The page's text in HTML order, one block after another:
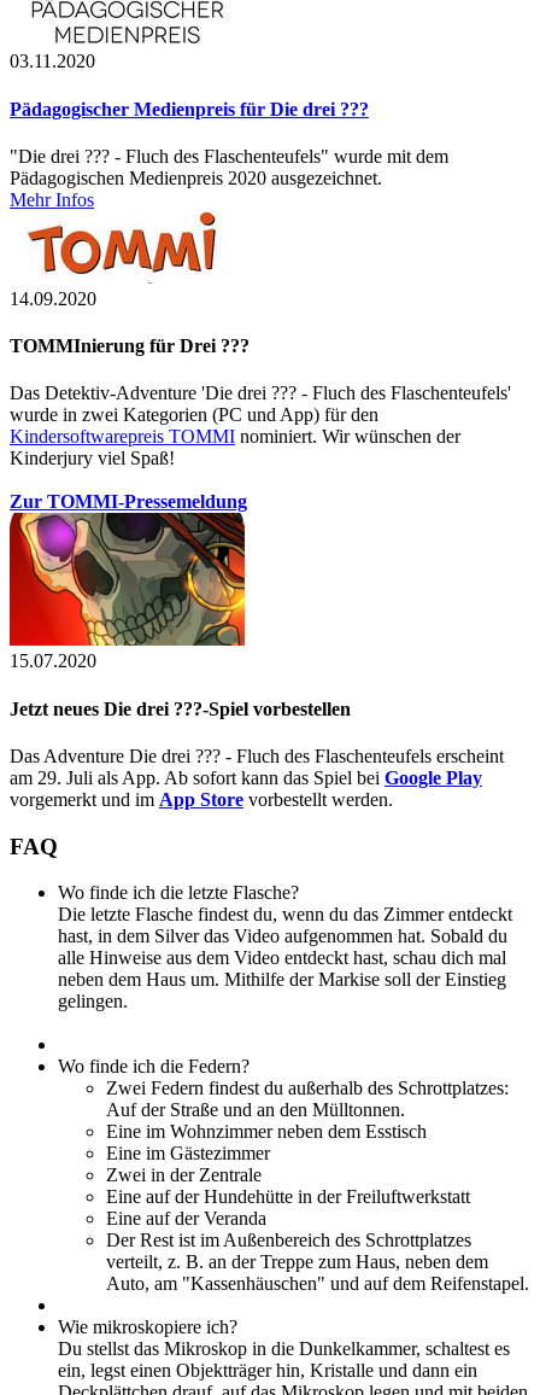
03.11.2020
Pädagogischer Medienpreis für Die drei ???
"Die drei ??? - Fluch des Flaschenteufels" wurde mit dem
Pädagogischen Medienpreis 2020 ausgezeichnet.
Mehr Infos
14.09.2020
TOMMInierung für Drei ???
Das Detektiv-Adventure 'Die drei ??? - Fluch des Flaschenteufels'
wurde in zwei Kategorien (PC und App) für den
Kindersoftwarepreis TOMMI nominiert. Wir wünschen der
Kinderjury viel Spaß!
Zur TOMMI-Pressemeldung
15.07.2020
Jetzt neues Die drei ???-Spiel vorbestellen
Das Adventure Die drei ??? - Fluch des Flaschenteufels erscheint
am 29. Juli als App. Ab sofort kann das Spiel bei Google Play
vorgemerkt und im App Store vorbestellt werden.
FAQ
Wo finde ich die letzte Flasche?
Die letzte Flasche findest du, wenn du das Zimmer entdeckt
hast, in dem Silver das Video aufgenommen hat. Sobald du
alle Hinweise aus dem Video entdeckt hast, schau dich mal
neben dem Haus um. Mithilfe der Markise soll der Einstieg
gelingen.
Wo finde ich die Federn?
Zwei Federn findest du außerhalb des Schrottplatzes:
Auf der Straße und an den Mülltonnen.
Eine im Wohnzimmer neben dem Esstisch
Eine im Gästezimmer
Zwei in der Zentrale
Eine auf der Hundehütte in der Freiluftwerkstatt
Eine auf der Veranda
Der Rest ist im Außenbereich des Schrottplatzes
verteilt, z. B. an der Treppe zum Haus, neben dem
Auto, am "Kassenhäuschen" und auf dem Reifenstapel.
Wie mikroskopiere ich?
Du stellst das Mikroskop in die Dunkelkammer, schaltest es
ein, legst einen Objektträger hin, Kristalle und dann ein